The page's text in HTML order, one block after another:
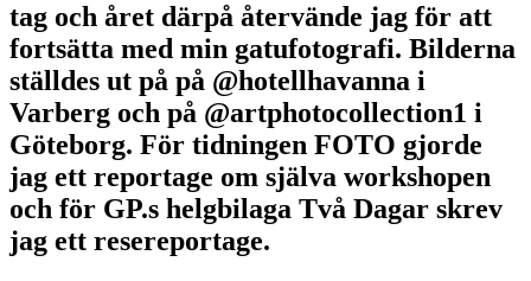
tag och året därpå återvände jag för att
fortsätta med min gatufotografi. Bilderna
ställdes ut på på @hotellhavanna i
Varberg och på @artphotocollection1 i
Göteborg. För tidningen FOTO gjorde
jag ett reportage om själva workshopen
och för GP.s helgbilaga Två Dagar skrev
jag ett resereportage.